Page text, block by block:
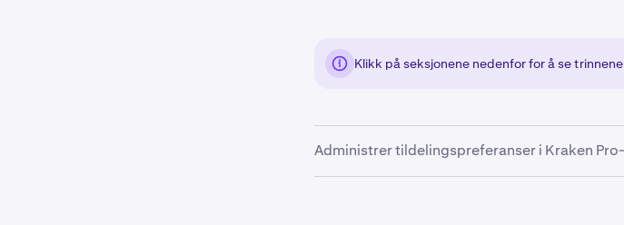
Klikk på seksjonene nedenfor for å se
Administrer tildelingspreferanser i Kraken